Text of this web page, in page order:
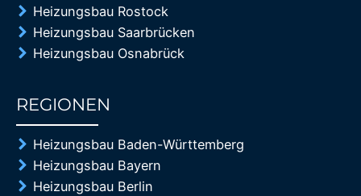
Heizungsbau Rostock
Heizungsbau Saarbrücken
Heizungsbau Osnabrück
REGIONEN
Heizungsbau Baden-Württemberg
Heizungsbau Bayern
Heizungsbau Berlin